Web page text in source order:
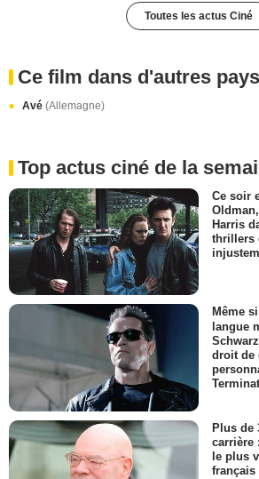
Toutes les actus Ciné
Ce film dans d'autres pays
Avé (Allemagne)
Top actus ciné de la
Ce soir
Harris
thrillers
Même
langue
droit de
Plus de
carrière
le plus
français